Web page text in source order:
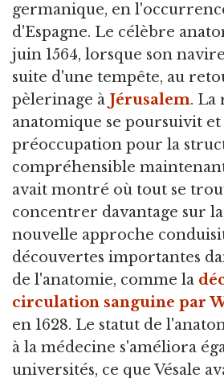
germanique, en
d'Espagne. Le célèbre
juin 1564, lorsque son
suite d'une tempête, au
pèlerinage à Jérusalem. La
anatomique se poursuivit
préoccupation pour la
compréhensible
avait montré où tout se
concentrer davantage sur
nouvelle approche
découvertes importantes
de l'anatomie, comme la
circulation sanguine par
en 1628. Le statut de
à la médecine s'améliora
universités, ce que Vésale